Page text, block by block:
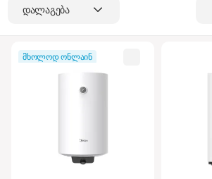
დალაგება
მხოლოდ ონლაინ